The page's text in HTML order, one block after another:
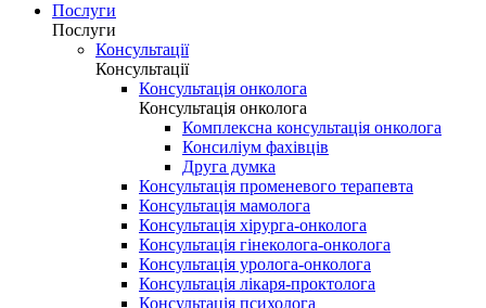
Послуги
Послуги
Консультації
Консультації
Консультація онколога
Консультація онколога
Комплексна консультація онколога
Консиліум фахівців
Друга думка
Консультація променевого терапевта
Консультація мамолога
Консультація хірурга-онколога
Консультація гінеколога-онколога
Консультація уролога-онколога
Консультація лікаря-проктолога
Консультація психолога